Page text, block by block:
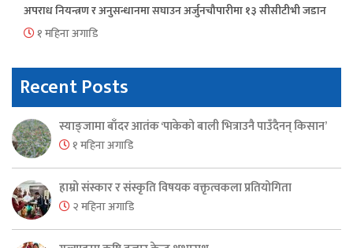
अपराध नियन्त्रण र अनुसन्धानमा सघाउन अर्जुनचौपारीमा १३ सीसीटीभी जडान
१ महिना अगाडि
Recent Posts
स्याङ्जामा बाँदर आतंक ‘पाकेको बाली भित्राउनै पाउँदैनन् किसान’
१ महिना अगाडि
हाम्रो संस्कार र संस्कृति विषयक वक्तृत्वकला प्रतियोगिता
२ महिना अगाडि